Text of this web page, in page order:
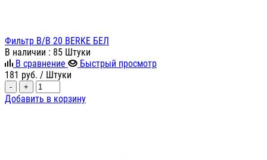
Фильтр В/В 20 BERKE БЕЛ
В наличии : 85 Штуки
В сравнение
Быстрый просмотр
181 руб. / Штуки
- +
Добавить в корзину